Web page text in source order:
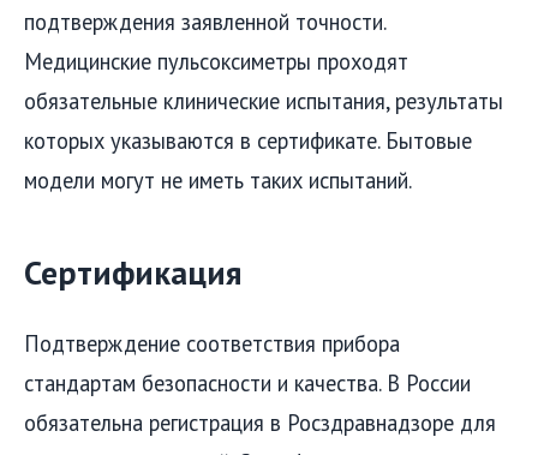
подтверждения заявленной точности.
Медицинские пульсоксиметры проходят
обязательные клинические испытания, результаты
которых указываются в сертификате. Бытовые
модели могут не иметь таких испытаний.
Сертификация
Подтверждение соответствия прибора
стандартам безопасности и качества. В России
обязательна регистрация в Росздравнадзоре для